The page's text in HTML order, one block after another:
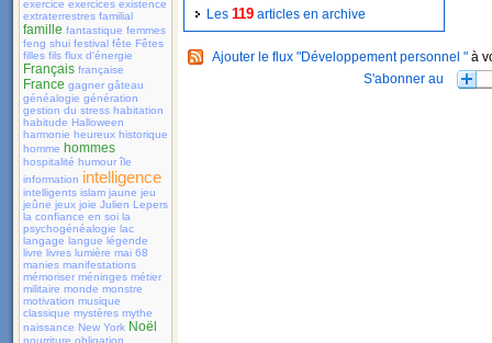
exercice exercices existence
extraterrestres familial
famille fantastique femmes
feng shui festival fête Fêtes
filles fils flux d'énergie
Français française
France gagner gâteau
généalogie génération
gestion du stress habitation
habitude Halloween
harmonie heureux historique
homme hommes
hospitalité humour île
information intelligence
intelligents islam jaune jeu
jeûne jeux joie Julien Lepers
la confiance en soi la
psychogénéalogie lac
langage langue légende
livre livres lumière mai 68
manies manifestations
mémoriser méninges métier
militaire monde monstre
motivation musique
classique mystères mythe
naissance New York Noël
nourriture obligation
Les 119 articles en archive
Ajouter le flux "Développement personnel " à